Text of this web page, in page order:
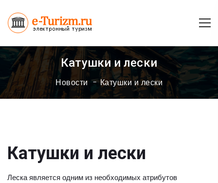
Катушки и лески
Новости Катушки и лески
Катушки и лески
Леска является одним из необходимых атрибутов